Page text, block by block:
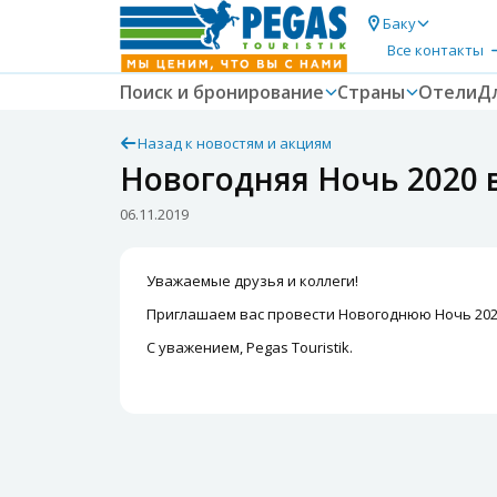
Баку
Все контакты
Поиск и бронирование Страны Отели
Назад к новостям и акциям
Новогодняя Ночь
06.11.2019
Уважаемые друзья и коллеги!
Приглашаем вас провести Новогоднюю Ночь
С уважением, Pegas Touristik.